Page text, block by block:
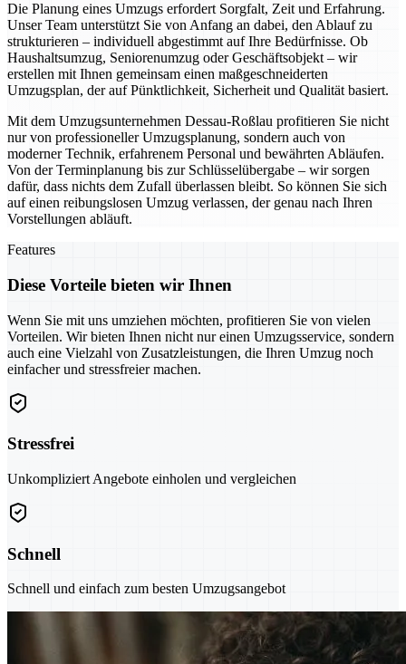
Die Planung eines Umzugs erfordert Sorgfalt, Zeit und Erfahrung.
Unser Team unterstützt Sie von Anfang an dabei, den Ablauf zu
strukturieren – individuell abgestimmt auf Ihre Bedürfnisse. Ob
Haushaltsumzug, Seniorenumzug oder Geschäftsobjekt – wir
erstellen mit Ihnen gemeinsam einen maßgeschneiderten
Umzugsplan, der auf Pünktlichkeit, Sicherheit und Qualität basiert.
Mit dem Umzugsunternehmen Dessau-Roßlau profitieren Sie nicht
nur von professioneller Umzugsplanung, sondern auch von
moderner Technik, erfahrenem Personal und bewährten Abläufen.
Von der Terminplanung bis zur Schlüsselübergabe – wir sorgen
dafür, dass nichts dem Zufall überlassen bleibt. So können Sie sich
auf einen reibungslosen Umzug verlassen, der genau nach Ihren
Vorstellungen abläuft.
Features
Diese Vorteile bieten wir Ihnen
Wenn Sie mit uns umziehen möchten, profitieren Sie von vielen
Vorteilen. Wir bieten Ihnen nicht nur einen Umzugsservice, sondern
auch eine Vielzahl von Zusatzleistungen, die Ihren Umzug noch
einfacher und stressfreier machen.
Stressfrei
Unkompliziert Angebote einholen und vergleichen
Schnell
Schnell und einfach zum besten Umzugsangebot